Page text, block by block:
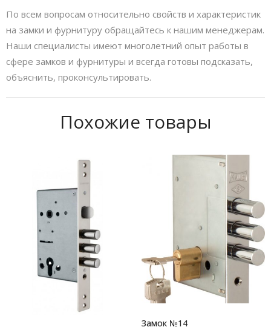
По всем вопросам относительно свойств и характеристик
на замки и фурнитуру обращайтесь к нашим менеджерам.
Наши специалисты имеют многолетний опыт работы в
сфере замков и фурнитуры и всегда готовы подсказать,
объяснить, проконсультировать.
Похожие товары
Замок №14